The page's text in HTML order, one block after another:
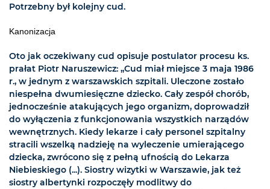
Potrzebny był kolejny cud.
Kanonizacja
Oto jak oczekiwany cud opisuje postulator procesu ks.
prałat Piotr Naruszewicz: „Cud miał miejsce 3 maja 1986
r., w jednym z warszawskich szpitali. Uleczone zostało
niespełna dwumiesięczne dziecko. Cały zespół chorób,
jednocześnie atakujących jego organizm, doprowadził
do wyłączenia z funkcjonowania wszystkich narządów
wewnętrznych. Kiedy lekarze i cały personel szpitalny
stracili wszelką nadzieję na wyleczenie umierającego
dziecka, zwrócono się z pełną ufnością do Lekarza
Niebieskiego (...). Siostry wizytki w Warszawie, jak też
siostry albertynki rozpoczęły modlitwy do